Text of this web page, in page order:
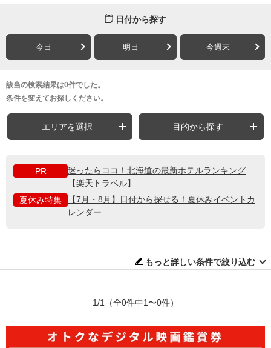
日付から探す
今日 明日 今週末
該当の検索結果は0件でした。
条件を変えてお探しください。
エリアを選択 目的から探す
PR
迷ったらココ！北海道の最新ホテルランキング
【楽天トラベル】
夏休み特集
【7月・8月】日付から探せる！夏休みイベントカ
レンダー
もっと詳しい条件で絞り込む
1/1 （全0件中1〜0件）